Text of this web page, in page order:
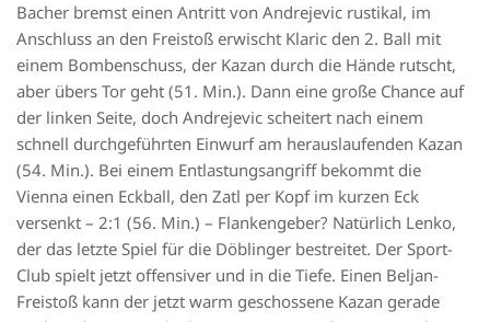
Bacher bremst einen Antritt von Andrejevic rustikal, im
Anschluss an den Freistoß erwischt Klaric den 2. Ball mit
einem Bombenschuss, der Kazan durch die Hände rutscht,
aber übers Tor geht (51. Min.). Dann eine große Chance auf
der linken Seite, doch Andrejevic scheitert nach einem
schnell durchgeführten Einwurf am herauslaufenden Kazan
(54. Min.). Bei einem Entlastungsangriff bekommt die
Vienna einen Eckball, den Zatl per Kopf im kurzen Eck
versenkt – 2:1 (56. Min.) – Flankengeber? Natürlich Lenko,
der das letzte Spiel für die Döblinger bestreitet. Der Sport-
Club spielt jetzt offensiver und in die Tiefe. Einen Beljan-
Freistoß kann der jetzt warm geschossene Kazan gerade